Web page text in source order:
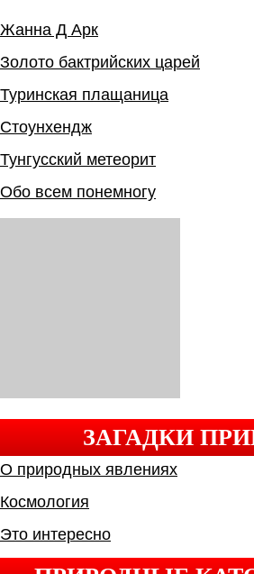
Жанна Д Арк
Золото бактрийских царей
Туринская плащаница
Стоунхендж
Тунгусский метеорит
Обо всем понемногу
ЗАГАДКИ
О природных явлениях
Космология
Это интересно